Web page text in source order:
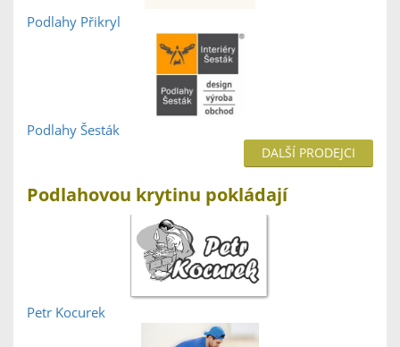
Podlahy Přikryl
Podlahy Šesták
DALŠÍ PRODEJCI
Podlahovou krytinu pokládají
Petr Kocurek